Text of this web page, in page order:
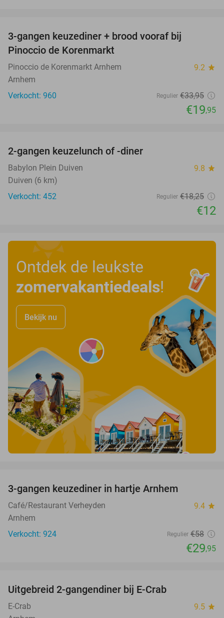
3-gangen keuzediner + brood vooraf bij
Pinoccio de Korenmarkt
Pinoccio de Korenmarkt Arnhem 9.2 star
Arnhem
Verkocht: 960
Regulier €33,95
€19,95
2-gangen keuzelunch of -diner
Babylon Plein Duiven 9.8 star
Duiven (6 km)
Verkocht: 452
Regulier €18,25
€12
Ontdek de leukste
zomervakantiedeals!
Bekijk nu
3-gangen keuzediner in hartje Arnhem
Café/Restaurant Verheyden 9.4 star
Arnhem
Verkocht: 924
Regulier €58
€29,95
Uitgebreid 2-gangendiner bij E-Crab
E-Crab 9.5 star